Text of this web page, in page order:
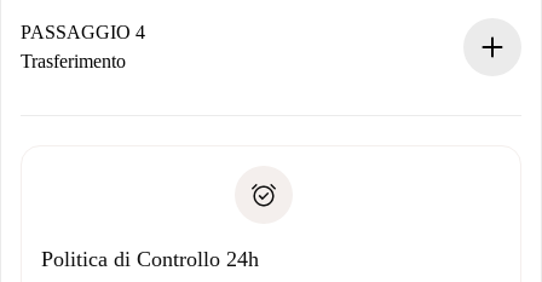
contatto con il proprietario.
Se rifiutata: non ti addebiteremo nulla e ti proporremo
Domiciliazione del pagamento
PASSAGGIO 4
Trasferimento
solo se non segnali problemi.
Politica di Controllo 24h